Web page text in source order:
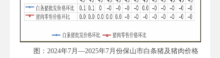
图：2024年7月—2025年7月份保山市白条猪及猪肉价格